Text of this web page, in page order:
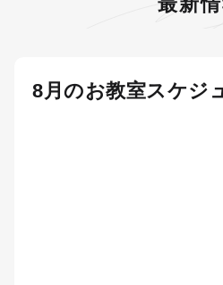
8月のお教室スケジ